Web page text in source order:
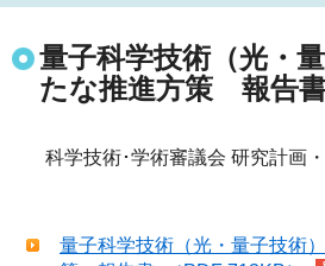
量子科学技術（光・
たな推進方策 報告
科学技術･学術審議会 研究計画
量子科学技術（光・量子技術